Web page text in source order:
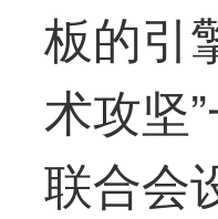
板的引
术攻坚
联合会